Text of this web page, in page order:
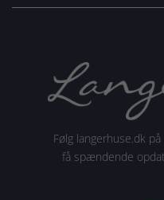
Følg langerhuse.dk
få spændende